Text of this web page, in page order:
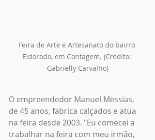
Feira de Arte e Artesanato do bairro
Eldorado, em Contagem. (Crédito:
Gabrielly Carvalho)
O empreendedor Manuel Messias,
de 45 anos, fabrica calçados e atua
na feira desde 2003. "Eu comecei a
trabalhar na feira com meu irmão,